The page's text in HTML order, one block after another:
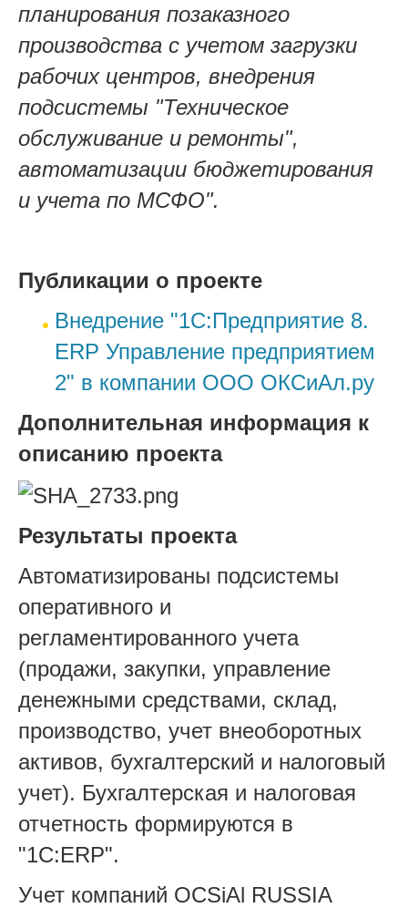
планирования позаказного
производства с учетом загрузки
рабочих центров, внедрения
подсистемы "Техническое
обслуживание и ремонты",
автоматизации бюджетирования
и учета по МСФО".
Публикации о проекте
Внедрение "1С:Предприятие 8.
ERP Управление предприятием
2" в компании ООО ОКСиАл.ру
Дополнительная информация к
описанию проекта
Результаты проекта
Автоматизированы подсистемы
оперативного и
регламентированного учета
(продажи, закупки, управление
денежными средствами, склад,
производство, учет внеоборотных
активов, бухгалтерский и налоговый
учет). Бухгалтерская и налоговая
отчетность формируются в
"1С:ERP".
Учет компаний OCSiAl RUSSIA